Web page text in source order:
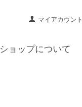
マイアカウント
ショップについて